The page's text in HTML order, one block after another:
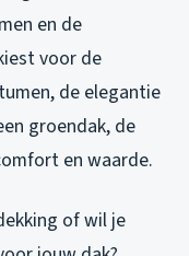
en de
voor de
de elegantie
groendak, de
en waarde.
of wil je